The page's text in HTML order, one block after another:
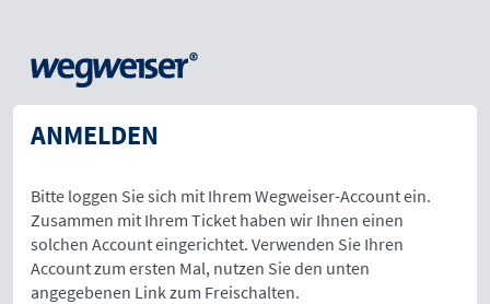
ANMELDEN
Bitte loggen Sie sich mit Ihrem Wegweiser-Account ein.
Zusammen mit Ihrem Ticket haben wir Ihnen einen
solchen Account eingerichtet. Verwenden Sie Ihren
Account zum ersten Mal, nutzen Sie den unten
angegebenen Link zum Freischalten.